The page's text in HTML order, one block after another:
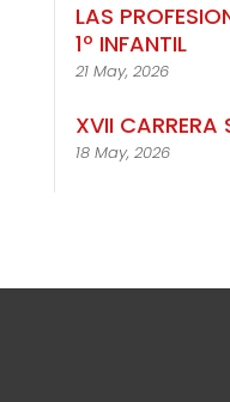
LAS
1º INFANTIL
21 May, 2026
XVII CARRERA
18 May, 2026